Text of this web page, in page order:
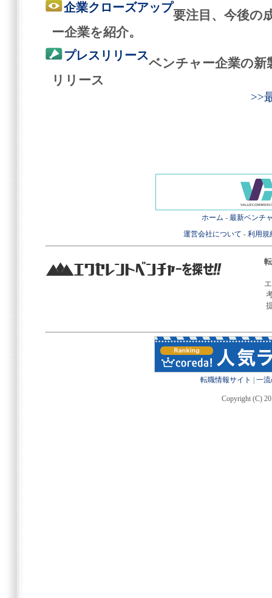
企業クローズアップ
要注目、今後の
ー企業を紹介。
プレスリリース
ベンチャー企業の新
リリース
>>
ホーム - 最新ベンチ
運営会社について - 利用規
転職情報サイト 一
Copyright (C)